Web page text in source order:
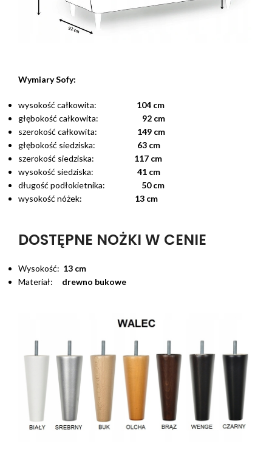
Wymiary Sofy:
wysokość całkowita: 104 cm
głębokość całkowita: 92 cm
szerokość całkowita: 149 cm
głębokość siedziska: 63 cm
szerokość siedziska: 117 cm
wysokość siedziska: 41 cm
długość podłokietnika: 50 cm
wysokość nóżek: 13 cm
DOSTĘPNE NOŻKI W CENIE
Wysokość: 13 cm
Materiał: drewno bukowe